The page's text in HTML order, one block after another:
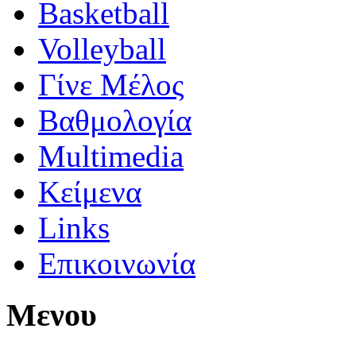
Basketball
Volleyball
Γίνε Μέλος
Βαθμολογία
Multimedia
Κείμενα
Links
Επικοινωνία
Μενου